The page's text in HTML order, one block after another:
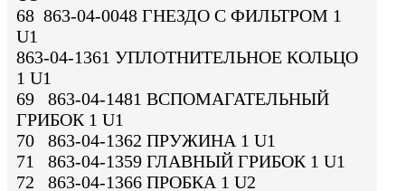
68 863-04-0048 ГНЕЗДО С ФИЛЬТРОМ 1
U1
863-04-1361 УПЛОТНИТЕЛЬНОЕ КОЛЬЦО
1 U1
69 863-04-1481 ВСПОМАГАТЕЛЬНЫЙ
ГРИБОК 1 U1
70 863-04-1362 ПРУЖИНА 1 U1
71 863-04-1359 ГЛАВНЫЙ ГРИБОК 1 U1
72 863-04-1366 ПРОБКА 1 U2